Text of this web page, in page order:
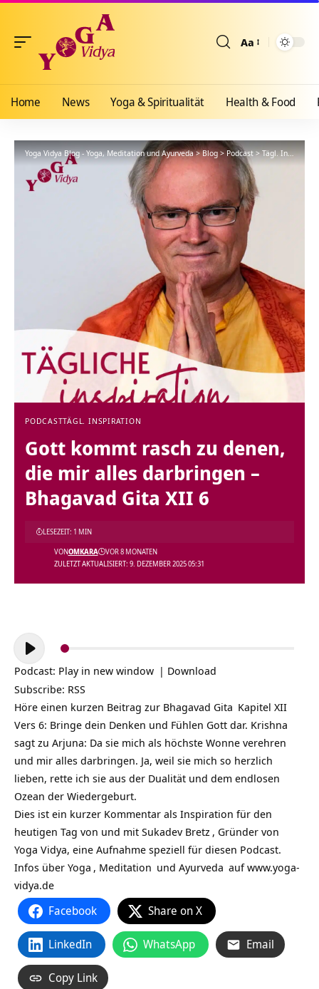
Aa
Home News Yoga & Spiritualität Health & Food
Yoga Vidya Blog - Yoga, Meditation und Ayurveda>Blog>Podcast>Tägl. Inspiration
PODCASTTÄGL. INSPIRATION
Gott kommt rasch zu denen,
die mir alles darbringen –
Bhagavad Gita XII 6
ZULETZT AKTUALISIERT: 9. DEZEMBER 2025 05:31
VONOMKARA VOR 8 MONATEN
LESEZEIT: 1 MIN
Audio-
Player
Podcast: Play in new window | Download
Subscribe: RSS
Höre einen kurzen Beitrag zur Bhagavad Gita Kapitel XII
Vers 6: Bringe dein Denken und Fühlen Gott dar. Krishna
sagt zu Arjuna: Da sie mich als höchste Wonne verehren
und mir alles darbringen. Ja, weil sie mich so herzlich
lieben, rette ich sie aus der Dualität und dem endlosen
Ozean der Wiedergeburt.
Dies ist ein kurzer Kommentar als Inspiration für den
heutigen Tag von und mit Sukadev Bretz , Gründer von
Yoga Vidya, eine Aufnahme speziell für diesen Podcast.
Infos über Yoga , Meditation und Ayurveda aufwww.yoga-
vidya.de
Facebook Share on X
LinkedIn WhatsApp Email
Copy Link